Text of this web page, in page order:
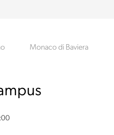
Monaco di Baviera